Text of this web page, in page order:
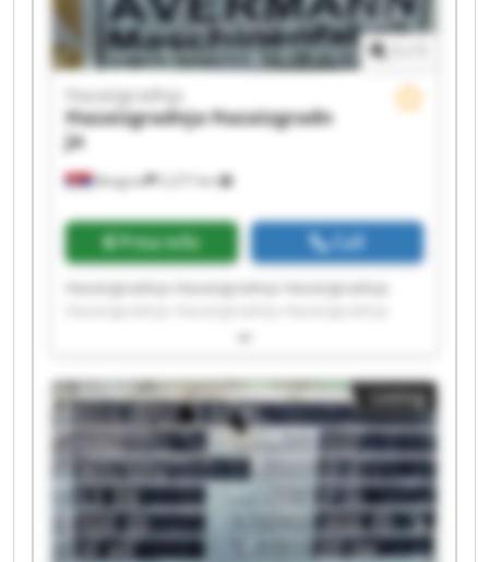
Beograd 2,277 km
Hazaizgradnja
HazaizgradnjaHazaizgradn
ja
Price info Call
Hazaizgradnja Hazaizgradnja Hazaizgradnja
Hazaizgradnja Hazaizgradnja Hazaizgradnja
Hazaizgradnja Hazaizgradnja Hazaizgradnja
Hazaizgradnja Hazaizgradnja Hazaizgradnja
Hazaizgradnja Hazaizgradnja
Listing